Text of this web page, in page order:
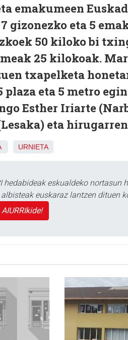
emakumeen
gizonezko eta 5
50 kiloko bi
25 kilokoak.
txapelketa
plaza eta 5 metro
Esther Iriarte
eta
URNIETA
hedabideak eskualdeko
euskaraz lantzen dituen